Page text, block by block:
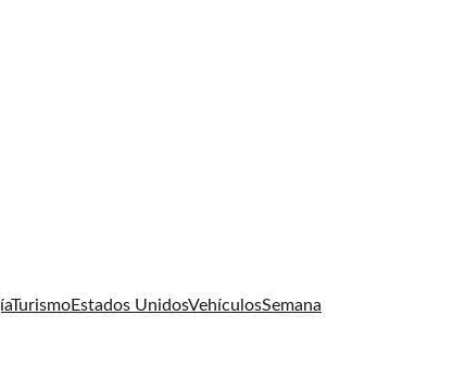
TurismoEstados UnidosVehículosSemana